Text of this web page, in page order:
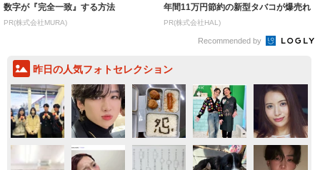
数字が『完全一致』する方法
PR(株式会社MURA)
年間11万円節約の新型タバコが爆売れ
PR(株式会社HAL)
Recommended by
昨日の人気フォトセレクション